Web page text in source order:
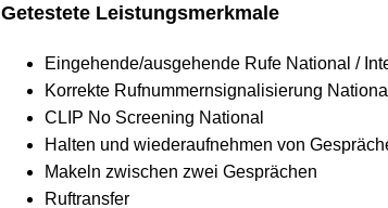
Getestete Leistungsmerkmale
Eingehende/ausgehende Rufe National /
Korrekte Rufnummernsignalisierung
CLIP No Screening National
Halten und wiederaufnehmen von
Makeln zwischen zwei Gesprächen
Ruftransfer